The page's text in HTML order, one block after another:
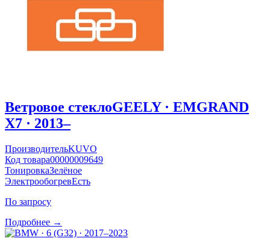
Ветровое стеклоGEELY · EMGRAND
X7 · 2013–
ПроизводительKUVO
Код товара00000009649
ТонировкаЗелёное
ЭлектрообогревЕсть
По запросу
Подробнее →